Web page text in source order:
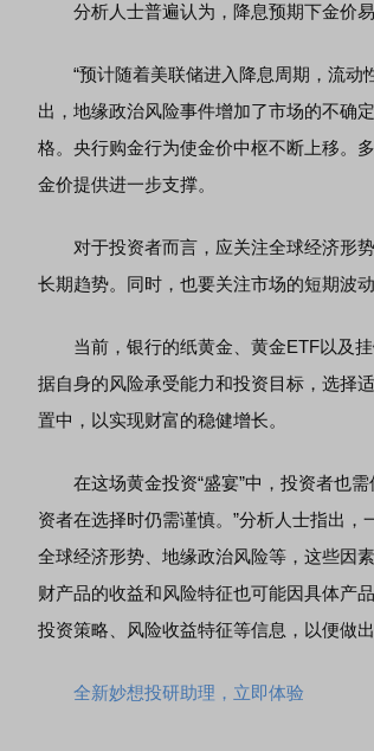
分析人士普遍认为，降息预期下金价易
“预计随着美联储进入降息周期，流动
出，地缘政治风险事件增加了市场的不确
格。央行购金行为使金价中枢不断上移。
金价提供进一步支撑。
对于投资者而言，应关注全球经济形势
长期趋势。同时，也要关注市场的短期波
当前，银行的纸黄金、黄金ETF以及挂
据自身的风险承受能力和投资目标，选择
置中，以实现财富的稳健增长。
在这场黄金投资“盛宴”中，投资者也需
资者在选择时仍需谨慎。”分析人士指出
全球经济形势、地缘政治风险等，这些因
财产品的收益和风险特征也可能因具体产
投资策略、风险收益特征等信息，以便做
全新妙想投研助理，立即体验